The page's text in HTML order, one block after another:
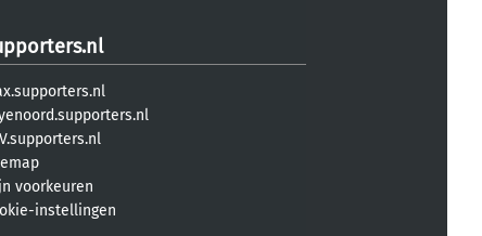
voorkeuren
instellingen